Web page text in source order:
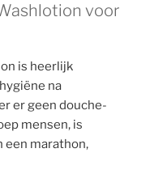
voor
is heerlijk
na
er geen douche-
mensen, is
een marathon,